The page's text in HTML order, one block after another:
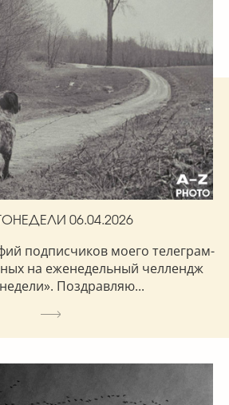
06.04.2026
подписчиков моего телеграм-
на еженедельный челлендж
Поздравляю...